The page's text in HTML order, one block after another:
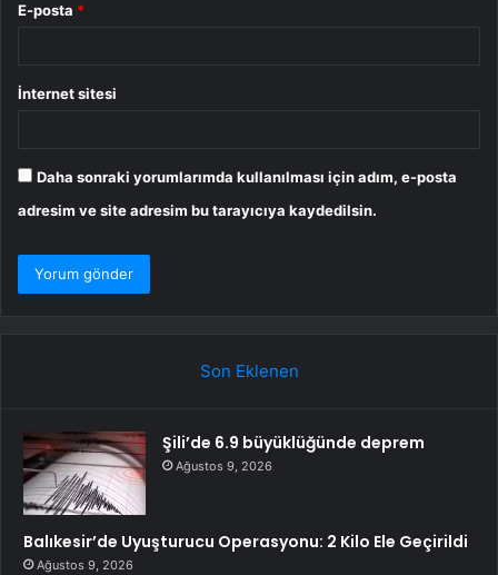
E-posta *
İnternet sitesi
Daha sonraki yorumlarımda kullanılması için adım, e-posta
adresim ve site adresim bu tarayıcıya kaydedilsin.
Son Eklenen
Şili’de 6.9 büyüklüğünde deprem
Ağustos 9, 2026
Balıkesir’de Uyuşturucu Operasyonu: 2 Kilo Ele Geçirildi
Ağustos 9, 2026